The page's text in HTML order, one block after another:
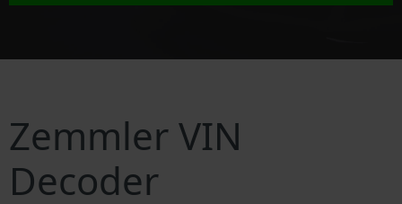
Zemmler VIN
Decoder